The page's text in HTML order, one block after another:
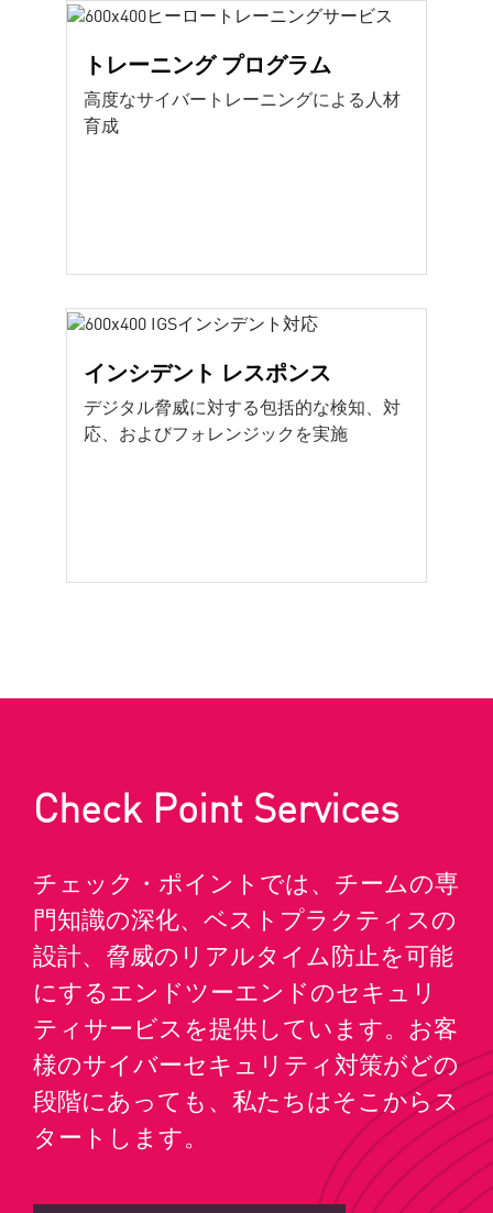
トレーニング プログラム
高度なサイバートレーニングによる人材
育成
インシデント レスポンス
デジタル脅威に対する包括的な検知、対
応、およびフォレンジックを実施
Check Point Services
チェック・ポイントでは、チームの専
門知識の深化、ベストプラクティスの
設計、脅威のリアルタイム防止を可能
にするエンドツーエンドのセキュリ
ティサービスを提供しています。お客
様のサイバーセキュリティ対策がどの
段階にあっても、私たちはそこからス
タートします。